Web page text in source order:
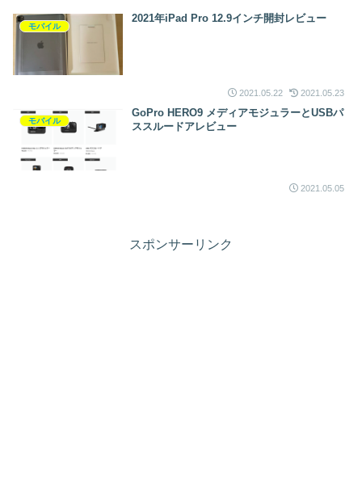
モバイル
2021年iPad Pro 12.9インチ開封レビュー
2021.05.22 2021.05.23
モバイル
GoPro HERO9 メディアモジュラーとUSBパ
ススルードアレビュー
2021.05.05
スポンサーリンク